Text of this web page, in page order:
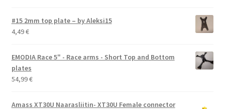
#15 2mm top plate – by Aleksi15
4,49€
EMODIA Race 5" - Race arms - Short Top and Bottom
plates
54,99€
Amass XT30U Naarasliitin- XT30U Female connector